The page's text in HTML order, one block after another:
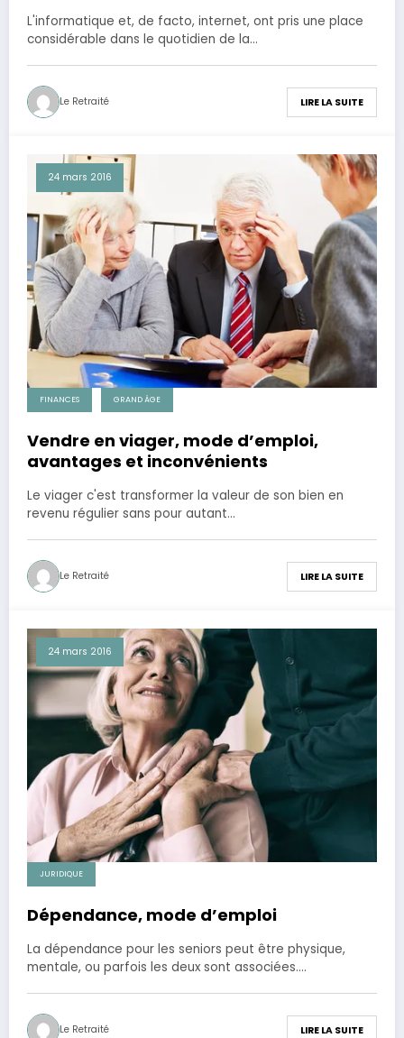
L'informatique et, de facto, internet, ont pris une place
considérable dans le quotidien de la…
Le Retraité LIRE LA SUITE
24 mars 2016
FINANCES GRAND ÂGE
Vendre en viager, mode d’emploi,
avantages et inconvénients
Le viager c'est transformer la valeur de son bien en
revenu régulier sans pour autant…
Le Retraité LIRE LA SUITE
24 mars 2016
JURIDIQUE
Dépendance, mode d’emploi
La dépendance pour les seniors peut être physique,
mentale, ou parfois les deux sont associées.…
Le Retraité LIRE LA SUITE